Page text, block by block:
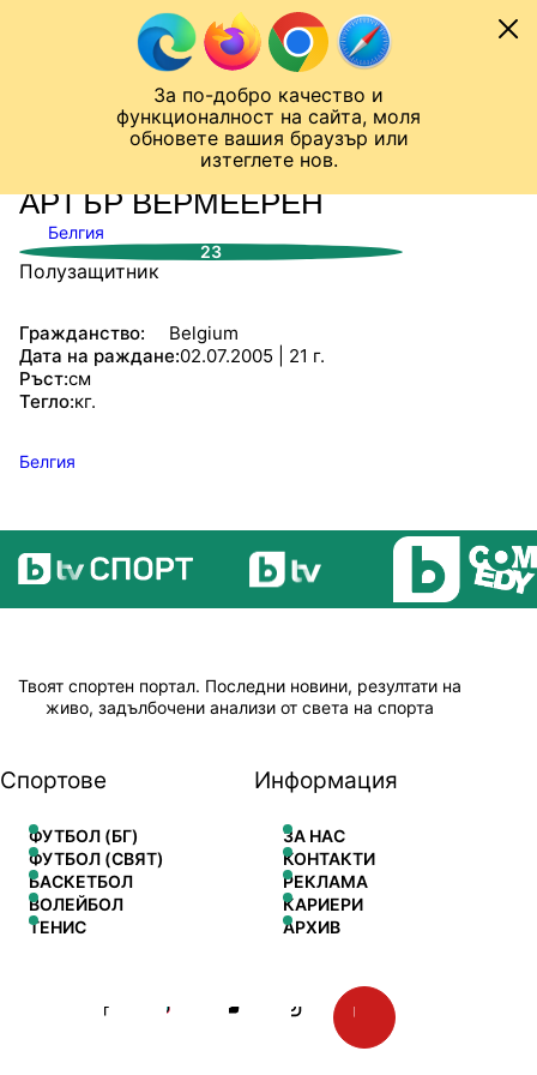
За по-добро качество и
функционалност на сайта, моля
обновете вашия браузър или
изтеглете нов.
Към съдържанието
Лига на Конференциите
СТАТИСТИКИ
АРТЪР ВЕРМЕЕРЕН
Белгия
23
Полузащитник
Гражданство:
Belgium
Дата на раждане:02.07.2005 | 21 г.
Ръст:см
Тегло:кг.
Белгия
Твоят спортен портал. Последни новини, резултати на
живо, задълбочени анализи от света на спорта
Спортове
ФУТБОЛ (БГ)
ФУТБОЛ (СВЯТ)
БАСКЕТБОЛ
ВОЛЕЙБОЛ
ТЕНИС
Информация
ЗА НАС
КОНТАКТИ
РЕКЛАМА
КАРИЕРИ
АРХИВ